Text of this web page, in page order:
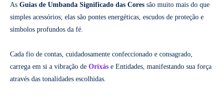
As Guias de Umbanda Significado das Cores são muito mais do que
simples acessórios; elas são pontes energéticas, escudos de proteção e
símbolos profundos da fé.
Cada fio de contas, cuidadosamente confeccionado e consagrado,
carrega em si a vibração de Orixás e Entidades, manifestando sua força
através das tonalidades escolhidas.